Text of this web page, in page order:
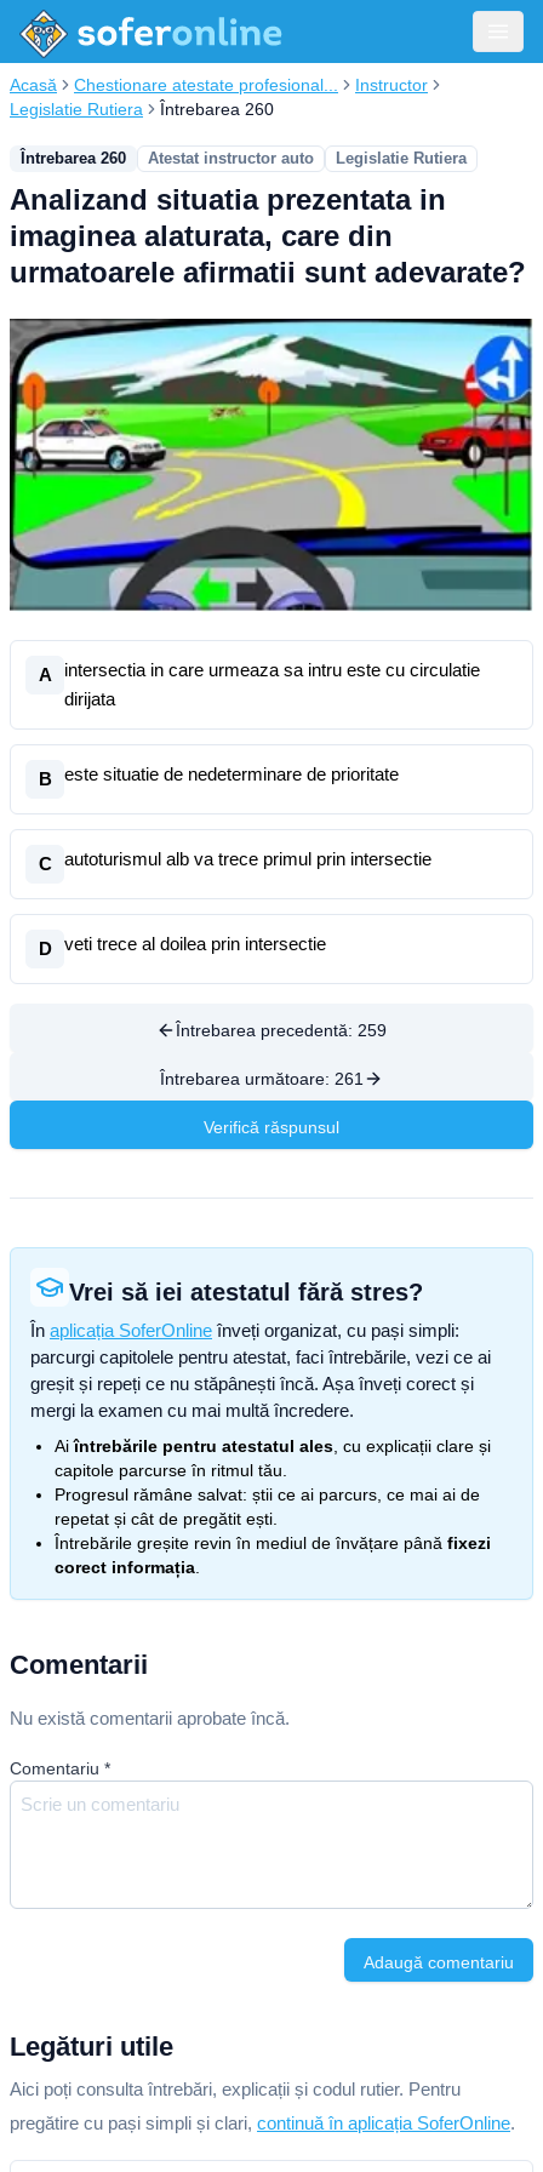
Acasă Chestionare atestate profesional...
Instructor
Legislatie Rutiera
Întrebarea 260
Întrebarea 260 Atestat instructor auto Legislatie Rutiera
Analizand situatia prezentata in
imaginea alaturata, care din
urmatoarele afirmatii sunt adevarate?
A
intersectia in care urmeaza sa intru este cu circulatie
dirijata
B este situatie de nedeterminare de prioritate
C autoturismul alb va trece primul prin intersectie
D veti trece al doilea prin intersectie
Întrebarea precedentă: 259
Întrebarea următoare: 261
Verifică răspunsul
Vrei să iei atestatul fără stres?
În aplicația SoferOnline înveți organizat, cu pași simpli:
parcurgi capitolele pentru atestat, faci întrebările, vezi ce ai
greșit și repeți ce nu stăpânești încă. Așa înveți corect și
mergi la examen cu mai multă încredere.
Aiîntrebările pentru atestatul ales , cu explicații clare și
capitole parcurse în ritmul tău.
Progresul rămâne salvat: știi ce ai parcurs, ce mai ai de
repetat și cât de pregătit ești.
Întrebările greșite revin în mediul de învățare până fixezi
corect informația
Comentarii
Nu există comentarii aprobate încă.
Comentariu *
Adaugă comentariu
Legături utile
Aici poți consulta întrebări, explicații și codul rutier. Pentru
pregătire cu pași simpli și clari, continuă în aplicația SoferOnline.